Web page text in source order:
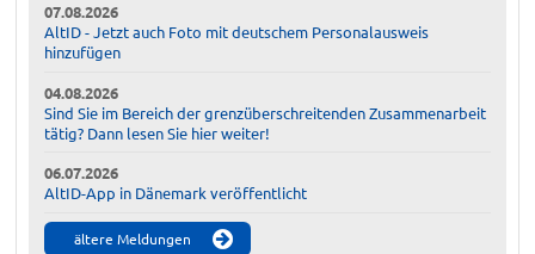
07.08.2026
AltID - Jetzt auch Foto mit deutschem Personalausweis
hinzufügen
04.08.2026
Sind Sie im Bereich der grenzüberschreitenden Zusammenarbeit
tätig? Dann lesen Sie hier weiter!
06.07.2026
AltID-App in Dänemark veröffentlicht
ältere Meldungen